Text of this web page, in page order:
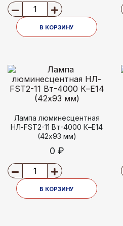
В КОРЗИНУ
Лампа люминесцентная
НЛ-FSТ2-11 Вт-4000 К–Е14
(42х93 мм)
0 ₽
В КОРЗИНУ